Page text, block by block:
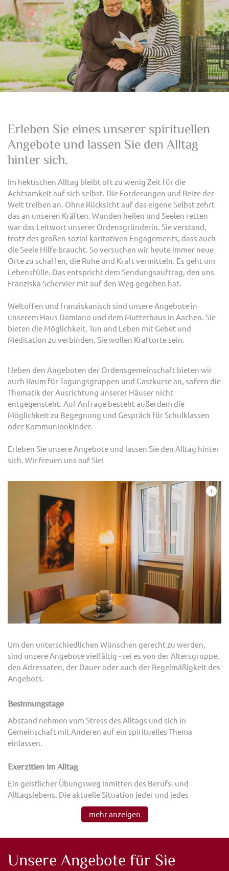
Erleben Sie eines unserer spirituellen
Angebote und lassen Sie den Alltag
hinter sich.
Im hektischen Alltag bleibt oft zu wenig Zeit für die
Achtsamkeit auf sich selbst. Die Forderungen und Reize der
Welt treiben an. Ohne Rücksicht auf das eigene Selbst zehrt
das an unseren Kräften. Wunden heilen und Seelen retten
war das Leitwort unserer Ordensgründerin. Sie verstand,
trotz des großen sozial-karitativen Engagements, dass auch
die Seele Hilfe braucht. So versuchen wir heute immer neue
Orte zu schaffen, die Ruhe und Kraft vermitteln. Es geht um
Lebensfülle. Das entspricht dem Sendungsauftrag, den uns
Franziska Schervier mit auf den Weg gegeben hat.
Weltoffen und franziskanisch sind unsere Angebote in
unserem Haus Damiano und dem Mutterhaus in Aachen. Sie
bieten die Möglichkeit, Tun und Leben mit Gebet und
Meditation zu verbinden. Sie wollen Kraftorte sein.
Neben den Angeboten der Ordensgemeinschaft bieten wir
auch Raum für Tagungsgruppen und Gastkurse an, sofern die
Thematik der Ausrichtung unserer Häuser nicht
entgegensteht. Auf Anfrage besteht außerdem die
Möglichkeit zu Begegnung und Gespräch für Schulklassen
oder Kommunionkinder.
Erleben Sie unsere Angebote und lassen Sie den Alltag hinter
sich. Wir freuen uns auf Sie!
Um den unterschiedlichen Wünschen gerecht zu werden,
sind unsere Angebote vielfältig - sei es von der Altersgruppe,
den Adressaten, der Dauer oder auch der Regelmäßigkeit des
Angebots.
Besinnungstage
Abstand nehmen vom Stress des Alltags und sich in
Gemeinschaft mit Anderen auf ein spirituelles Thema
einlassen.
Exerzitien im Alltag
Ein geistlicher Übungsweg inmitten des Berufs- und
Alltagslebens. Die aktuelle Situation jeder und jedes
Einzelnen sind wesentlicher Bestandteil der Einübung.
Gesprächsbegleitung während eines Gastaufenthaltes, als
auch zu einer geistlichen Begleitung in regelmäßigen
Unsere Angebote für Sie